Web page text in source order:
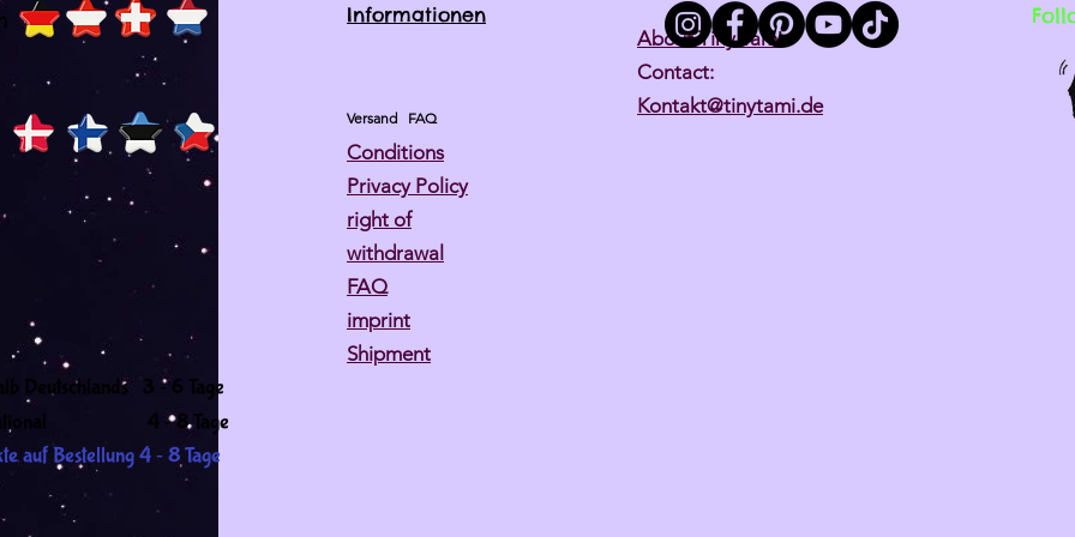
Deutschlands 3 -6 Tage
4 -8 Tage
Informationen
Versand FAQ
Conditions
Privacy Policy
right of
withdrawal
FAQ
imprint
Shipment
auf Bestellung 4 - 8 Tage
About Tiny Tami
Contact:
Kontakt@tinytami.de